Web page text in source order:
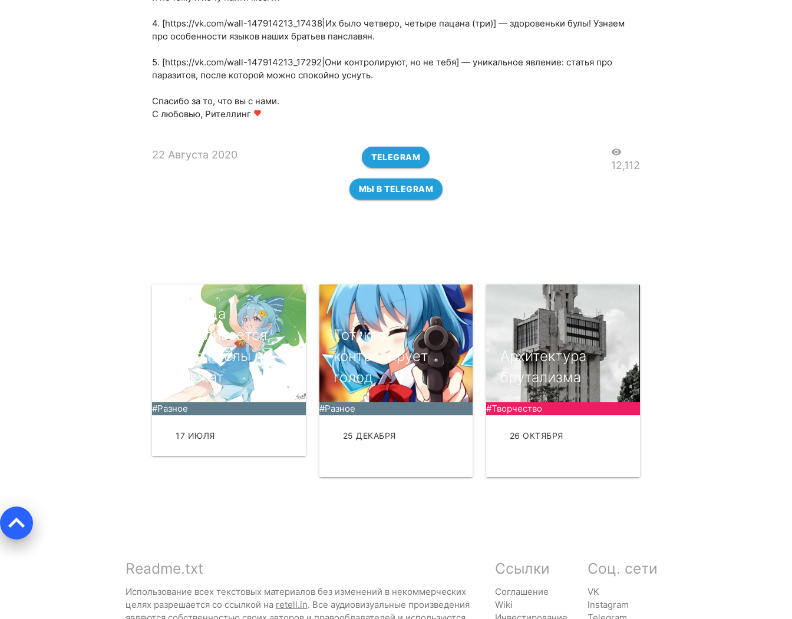
4. [https://vk.com/wall-147914213_17438|Их было четверо, четыре пацана (три)] — здоровеньки булы! Узнаем
про особенности языков наших братьев панславян.
5. [https://vk.com/wall-147914213_17292|Они контролируют, но не тебя] — уникальное явление: статья про
паразитов, после которой можно спокойно уснуть.
Спасибо за то, что вы с нами.
С любовью, Рителлинг favorite
22 Августа 2020 TELEGRAM visibility
12,112
МЫ В TELEGRAM
Природа
разваливается,
когда пчёлы не
жужжат
#Разное
17 ИЮЛЯ
Тот, кто
контролирует
голод
#Разное
25 ДЕКАБРЯ
Архитектура
брутализма
#Творчество
26 ОКТЯБРЯ
keyboard_arrow_up
Readme.txt
Использование всех текстовых материалов без изменений в некоммерческих
целях разрешается со ссылкой на retell.in. Все аудиовизуальные произведения
Ссылки
Соглашение
Wiki
Соц. сети
VK
Instagram